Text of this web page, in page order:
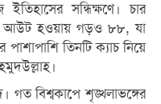
সন্ধিক্ষণে। চার
আউট হওয়ায় গড়ও ৮৮, যা
পাশাপাশি তিনটি ক্যাচ নিয়ে
বিশ্বকাপে শৃঙ্খলাভঙ্গের